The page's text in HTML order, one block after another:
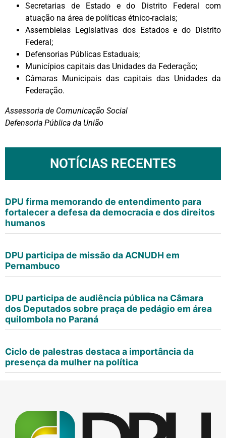
Secretarias de Estado e do Distrito Federal com
atuação na área de políticas étnico-raciais;
Assembleias Legislativas dos Estados e do Distrito
Federal;
Defensorias Públicas Estaduais;
Municípios capitais das Unidades da Federação;
Câmaras Municipais das capitais das Unidades da
Federação.
Assessoria de Comunicação Social
Defensoria Pública da União
NOTÍCIAS RECENTES
DPU firma memorando de entendimento para
fortalecer a defesa da democracia e dos direitos
humanos
DPU participa de missão da ACNUDH em
Pernambuco
DPU participa de audiência pública na Câmara
dos Deputados sobre praça de pedágio em área
quilombola no Paraná
Ciclo de palestras destaca a importância da
presença da mulher na política